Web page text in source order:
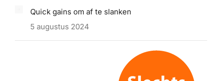
Quick gains om af te slanken
5 augustus 2024